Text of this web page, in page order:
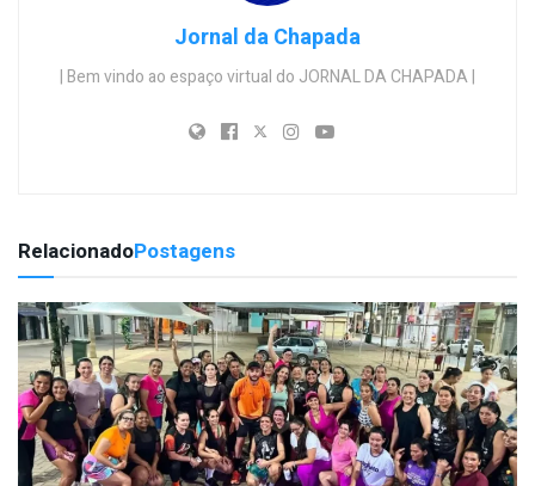
Jornal da Chapada
| Bem vindo ao espaço virtual do JORNAL DA CHAPADA |
RelacionadoPostagens